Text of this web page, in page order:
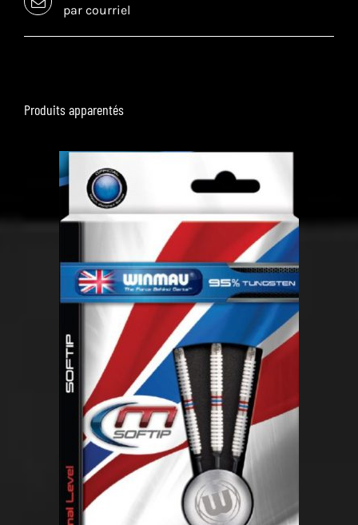
par courriel
Produits apparentés